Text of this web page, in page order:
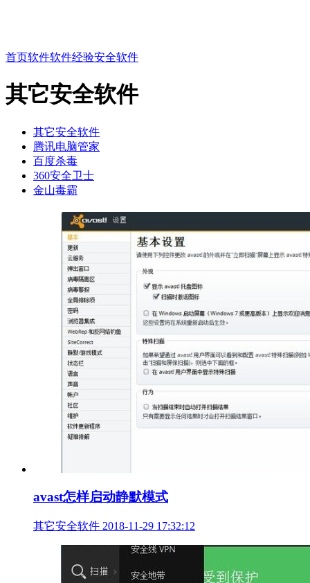
首页软件软件经验安全软件
其它安全软件
其它安全软件
腾讯电脑管家
百度杀毒
360安全卫士
金山毒霸
avast怎样启动静默模式
其它安全软件 2018-11-29 17:32:12